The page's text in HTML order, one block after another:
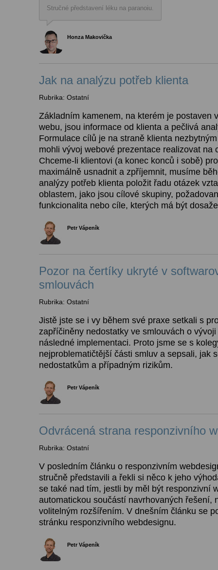
Stručné představení léku na paranoiu.
Honza Makovička
Jak na analýzu potřeb klienta
Rubrika: Ostatní
Základním kamenem, na kterém je postaven
webu, jsou informace od klienta a pečlivá
Formulace cílů je na straně klienta
mohli vývoj webové prezentace realizovat na
Chceme-li klientovi (a konec konců i sobě)
maximálně usnadnit a zpříjemnit, musíme
analýzy potřeb klienta položit řadu otázek
oblastem, jako jsou cílové skupiny,
funkcionalita nebo cíle, kterých má být
Petr Vápeník
Pozor na čertíky ukryté v
smlouvách
Rubrika: Ostatní
Jistě jste se i vy během své praxe setkali s
zapříčiněny nedostatky ve smlouvách o
následné implementaci. Proto jsme se s
nejproblematičtější části smluv a sepsali, jak
nedostatkům a případným rizikům.
Petr Vápeník
Odvrácená strana responzivního
Rubrika: Ostatní
V posledním článku o responzivním
stručně představili a řekli si něco k jeho
se také nad tím, jestli by měl být responzivní
automatickou součástí navrhovaných řešení,
volitelným rozšířením. V dnešním článku se
stránku responzivního webdesignu.
Petr Vápeník